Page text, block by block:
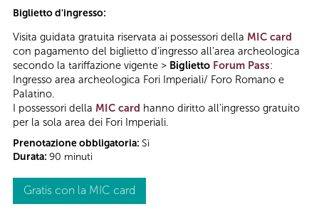
Biglietto d'ingresso:
Visita guidata gratuita riservata ai possessori della MIC card
con pagamento del biglietto d’ingresso all’area archeologica
secondo la tariffazione vigente > Biglietto Forum Pass:
Ingresso area archeologica Fori Imperiali/ Foro Romano e
Palatino.
I possessori della MIC card hanno diritto all'ingresso gratuito
per la sola area dei Fori Imperiali.
Prenotazione obbligatoria: Sì
Durata: 90 minuti
Gratis con la MIC card